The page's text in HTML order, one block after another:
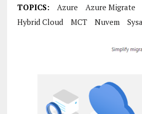
TOPICS: Azure Azure Migrate
Hybrid Cloud
MCT Nuvem